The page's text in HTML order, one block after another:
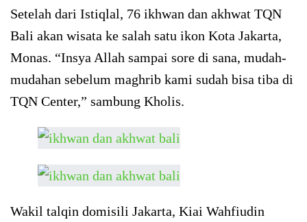
Setelah dari Istiqlal, 76 ikhwan dan akhwat TQN
Bali akan wisata ke salah satu ikon Kota Jakarta,
Monas. “Insya Allah sampai sore di sana, mudah-
mudahan sebelum maghrib kami sudah bisa tiba di
TQN Center,” sambung Kholis.
Wakil talqin domisili Jakarta, Kiai Wahfiudin